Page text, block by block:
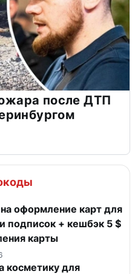
после ДТП
оформление карт для
подписок + кешбэк 5 $
карты
косметику для